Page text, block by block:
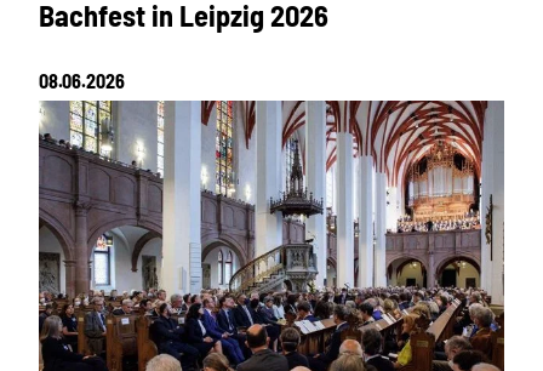
Bachfest in Leipzig 2026
08.06.2026